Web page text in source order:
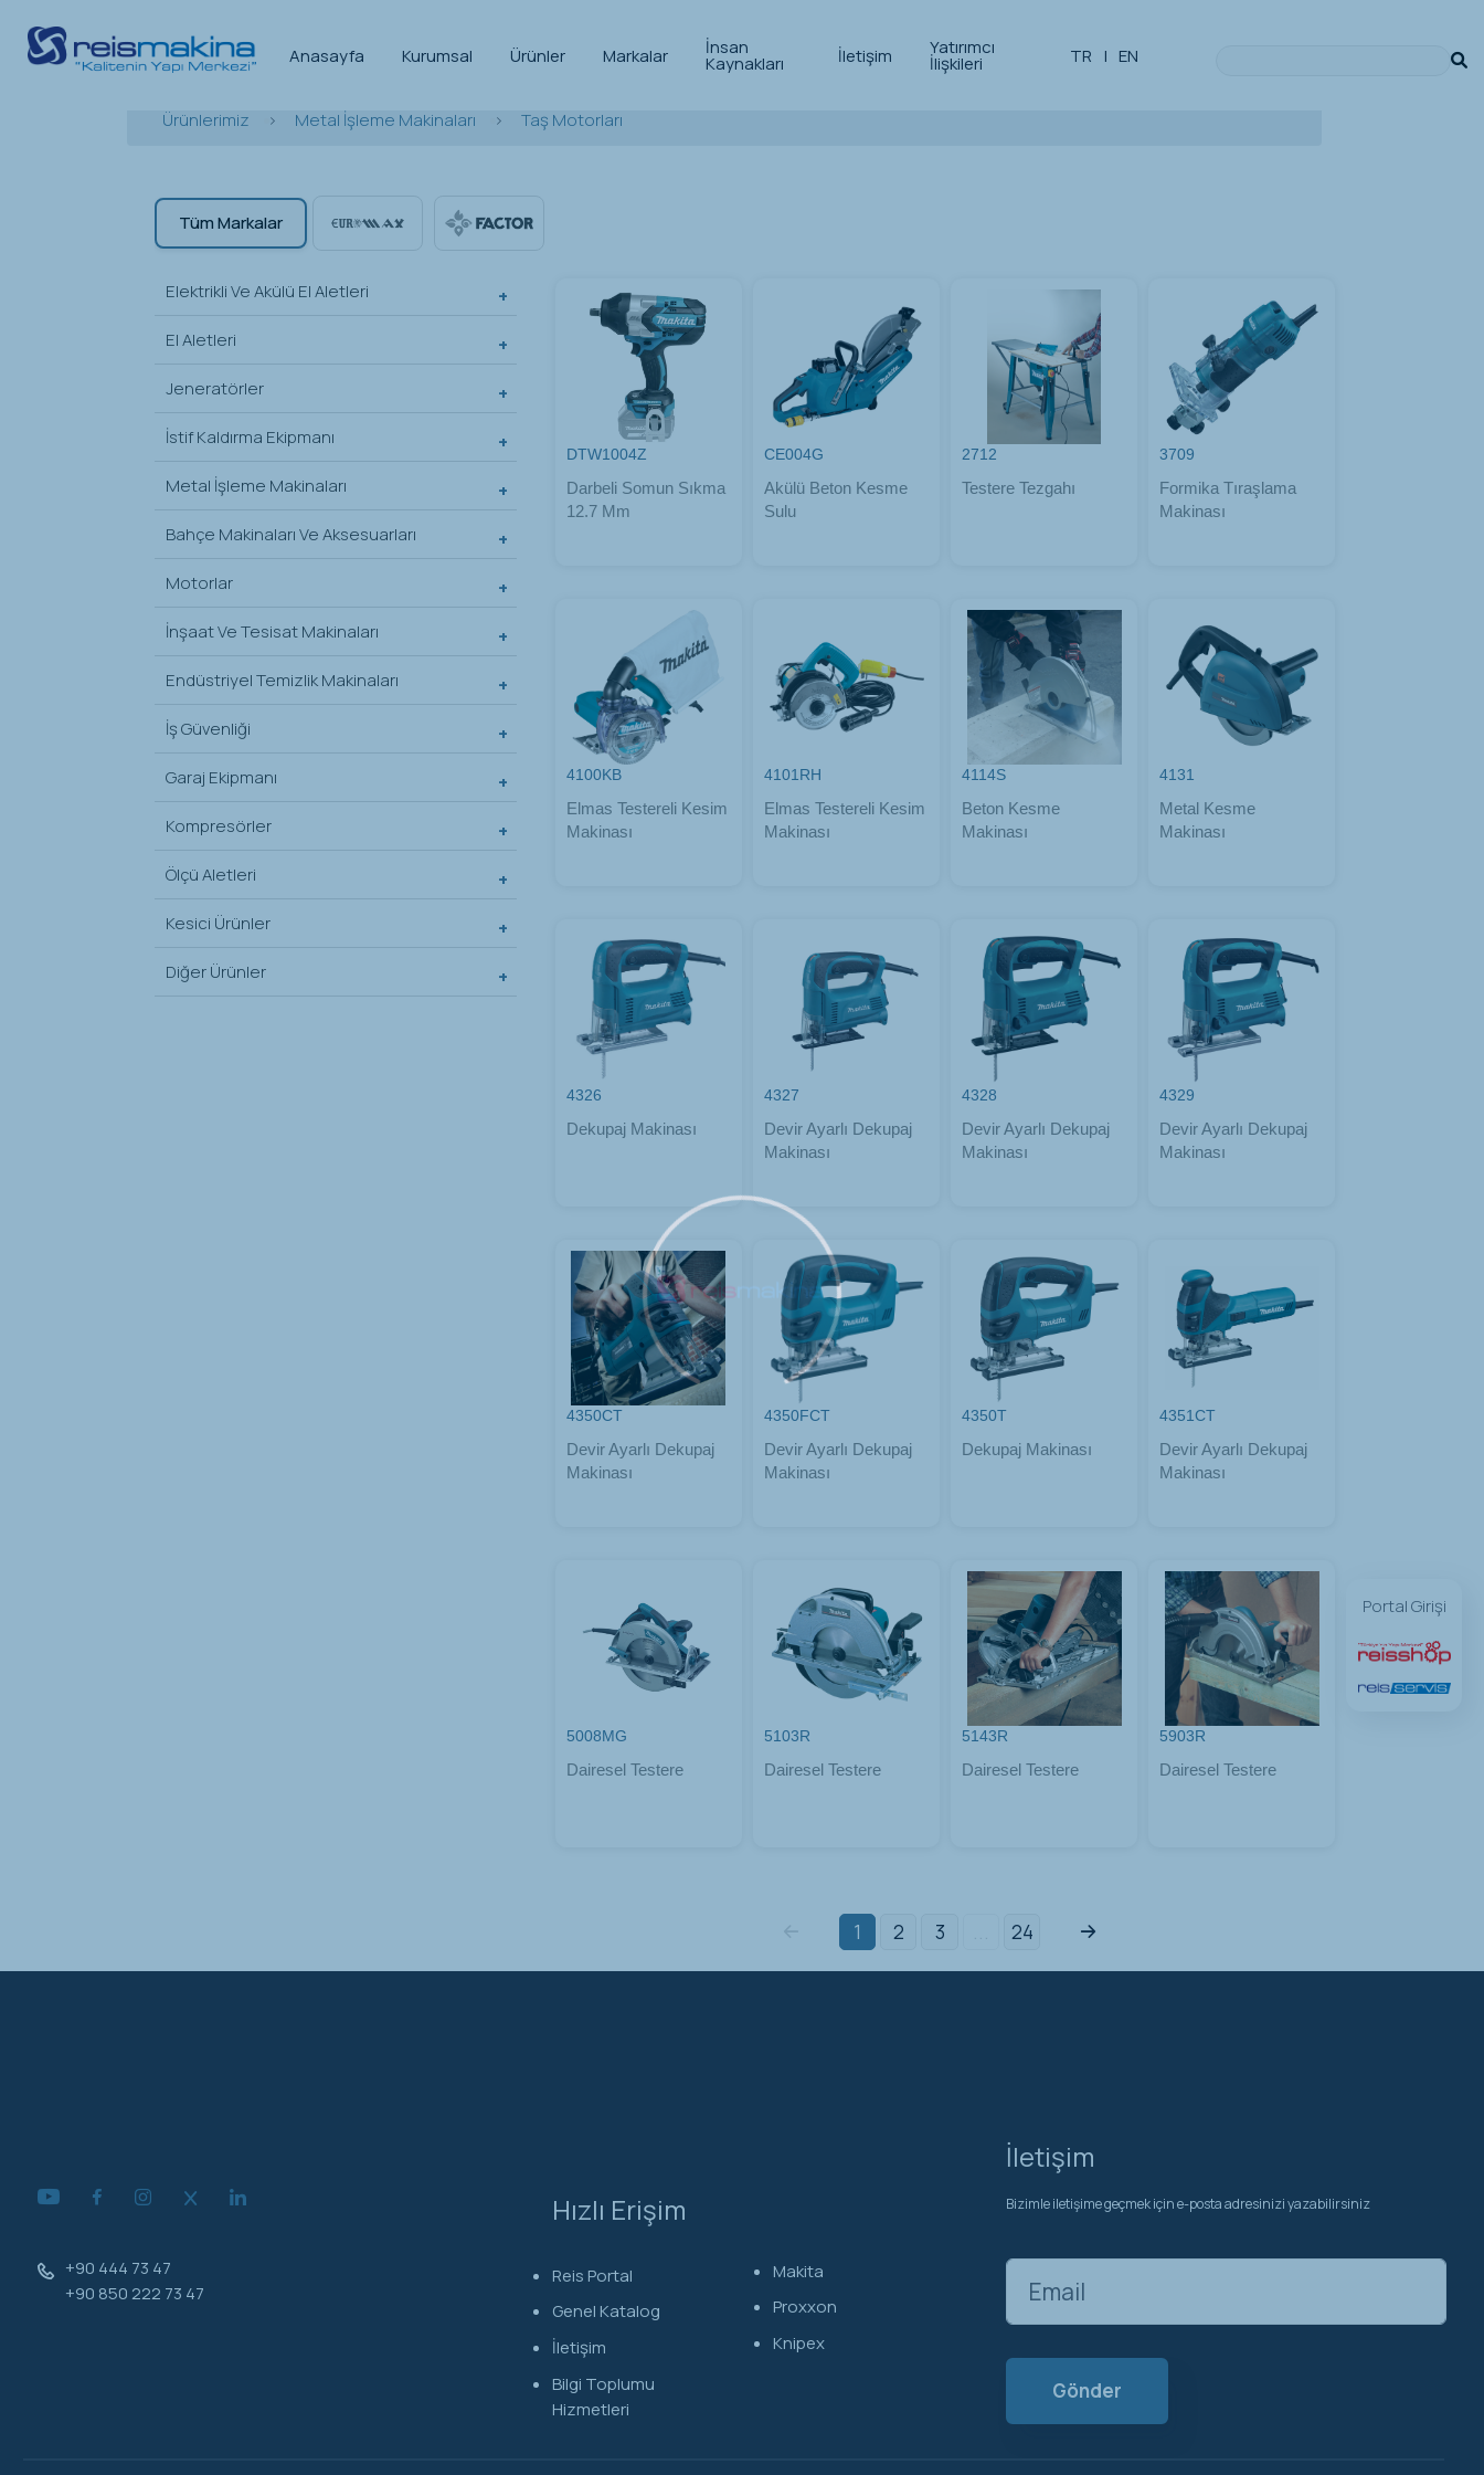
Anasayfa Kurumsal Ürünler Markalar İnsan
Kaynakları İletişim Yatırımcı
İlişkileri TR | EN
Ürünlerimiz > Metal İşleme Makinaları > Taş Motorları
Tüm Markalar
Elektrikli Ve Akülü El Aletleri
El Aletleri
Jeneratörler
İstif Kaldırma Ekipmanı
Metal İşleme Makinaları
Bahçe Makinaları Ve Aksesuarları
Motorlar
İnşaat Ve Tesisat Makinaları
Endüstriyel Temizlik Makinaları
İş Güvenliği
Garaj Ekipmanı
Kompresörler
Ölçü Aletleri
Kesici Ürünler
Diğer Ürünler
DTW1004Z
Darbeli Somun Sıkma
12.7 Mm
CE004G
Akülü Beton Kesme
Sulu
2712
Testere Tezgahı
3709
Formika Tıraşlama
Makinası
4100KB
Elmas Testereli Kesim
Makinası
4101RH
Elmas Testereli Kesim
Makinası
4114S
Beton Kesme
Makinası
4131
Metal Kesme
Makinası
4326
Dekupaj Makinası
4327
Devir Ayarlı Dekupaj
Makinası
4328
Devir Ayarlı Dekupaj
Makinası
4329
Devir Ayarlı Dekupaj
Makinası
4350CT
Devir Ayarlı Dekupaj
Makinası
4350FCT
Devir Ayarlı Dekupaj
Makinası
4350T
Dekupaj Makinası
4351CT
Devir Ayarlı Dekupaj
Makinası
5008MG
Dairesel Testere
5103R
Dairesel Testere
5143R
Dairesel Testere
5903R
Dairesel Testere
1 2 3 ... 24
Portal Girişi
+90 444 73 47
+90 850 222 73 47
Hızlı Erişim
Reis Portal
Genel Katalog
İletişim
Bilgi Toplumu
Hizmetleri
Makita
Proxxon
Knipex
İletişim
Bizimle iletişime geçmek için e-posta adresinizi yazabilirsiniz